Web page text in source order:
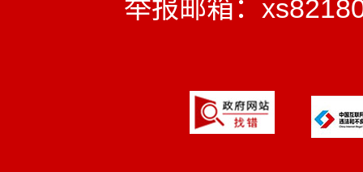
举报邮箱：